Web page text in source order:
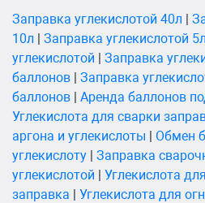
Заправка углекислотой 40л |
10л | Заправка углекислотой 5л
углекислотой | Заправка
баллонов | Заправка
баллонов | Аренда баллонов
Углекислота для сварки
аргона и углекислоты | Обмен
углекислоту | Заправка
углекислотой | Углекислота
заправка | Углекислота для